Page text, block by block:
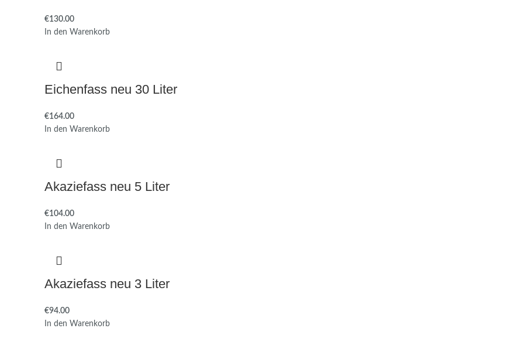
€
In den Warenkorb
Eichenfass neu 30 Liter
€
In den Warenkorb
Akaziefass neu 5 Liter
€
In den Warenkorb
Akaziefass neu 3 Liter
€
In den Warenkorb